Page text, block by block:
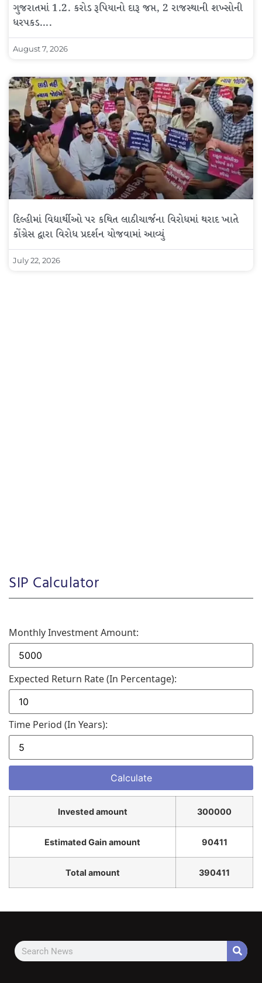
ગુજરાતમાં 1.2. કરોડ રૂપિયાનો દારૂ જપ્ત, 2 રાજસ્થાની શખ્સોની
ધરપકડ….
August 7, 2026
દિલ્હીમાં વિદ્યાર્થીઓ પર કથિત લાઠીચાર્જના વિરોધમાં થરાદ ખાતે
કોંગ્રેસ દ્વારા વિરોધ પ્રદર્શન યોજવામાં આવ્યું
July 22, 2026
SIP Calculator
Monthly Investment Amount:
Expected Return Rate (in Percentage):
Time Period (in Years):
Invested amount 300000
Estimated Gain amount 90411
Total amount 390411